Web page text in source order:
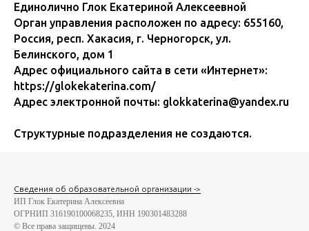
Единолично Глок Екатериной Алексеевной
Орган управления расположен по адресу: 655160,
Россия, респ. Хакасия, г. Черногорск, ул.
Белинского, дом 1
Адрес официального сайта в сети «Интернет»:
https://glokekaterina.com/
Адрес электронной почты: glokkaterina@yandex.ru
Структурные подразделения не создаются.
Сведения об образовательной организации ->
ИП Глок Екатерина Алексеевна
ОГРНИП 316190100068235, ИНН 190301483288
© Все права защищены. 2024